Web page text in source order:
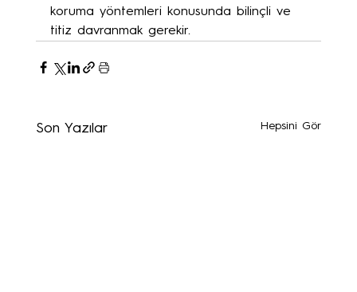
koruma yöntemleri konusunda bilinçli ve
titiz davranmak gerekir.
Son Yazılar Hepsini Gör